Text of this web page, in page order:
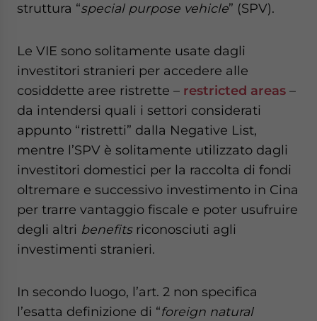
struttura “special purpose vehicle” (SPV).
Le VIE sono solitamente usate dagli
investitori stranieri per accedere alle
cosiddette aree ristrette – restricted areas –
da intendersi quali i settori considerati
appunto “ristretti” dalla Negative List,
mentre l’SPV è solitamente utilizzato dagli
investitori domestici per la raccolta di fondi
oltremare e successivo investimento in Cina
per trarre vantaggio fiscale e poter usufruire
degli altri benefitsriconosciuti agli
investimenti stranieri.
In secondo luogo, l’art. 2 non specifica
l’esatta definizione di “foreign natural